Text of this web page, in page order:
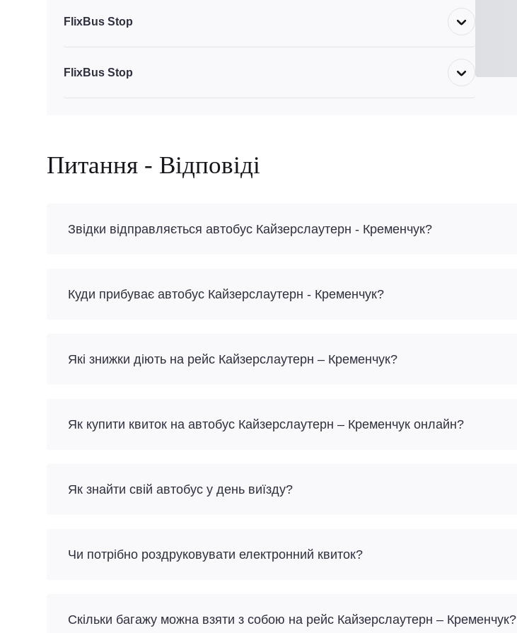
FlixBus Stop
FlixBus Stop
Питання - Відповіді
Звідки відправляється автобус Кайзерслаутерн - Кременчук?
Куди прибуває автобус Кайзерслаутерн - Кременчук?
Які знижки діють на рейс Кайзерслаутерн – Кременчук?
Як купити квиток на автобус Кайзерслаутерн – Кременчук онлайн?
Як знайти свій автобус у день виїзду?
Чи потрібно роздруковувати електронний квиток?
Скільки багажу можна взяти з собою на рейс Кайзерслаутерн – Кременчук?